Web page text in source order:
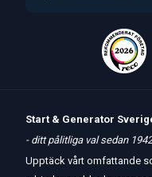
Start & Generator
- ditt pålitliga val sedan 1942
Upptäck vårt omfattande